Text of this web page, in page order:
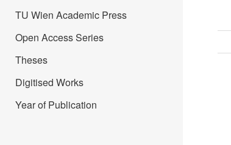
TU Wien Academic Press
Open Access Series
Theses
Digitised Works
Year of Publication